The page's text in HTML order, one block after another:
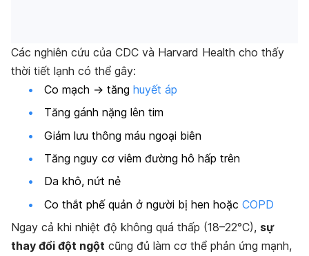
Các nghiên cứu của CDC và Harvard Health cho thấy
thời tiết lạnh có thể gây:
Co mạch → tăng huyết áp
Tăng gánh nặng lên tim
Giảm lưu thông máu ngoại biên
Tăng nguy cơ viêm đường hô hấp trên
Da khô, nứt nẻ
Co thắt phế quản ở người bị hen hoặc COPD
Ngay cả khi nhiệt độ không quá thấp (18–22°C), sự
thay đổi đột ngột cũng đủ làm cơ thể phản ứng mạnh,